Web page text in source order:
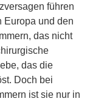
führen
Europa und den
das nicht
das die
Doch bei
ist sie nur in